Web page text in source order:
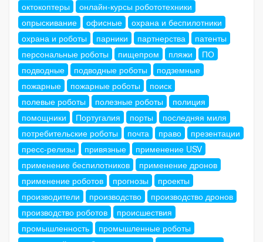
октокоптеры
онлайн-курсы робототехники
опрыскивание
офисные
охрана и беспилотники
охрана и роботы
парники партнерства
патенты
персональные роботы
пищепром пляжи
ПО
подводные
подводные роботы
подземные
пожарные
пожарные роботы
поиск
полевые роботы
полезные роботы
полиция
помощники
Португалия порты
последняя миля
потребительские роботы
почта право
презентации
пресс-релизы
привязные
применение USV
применение беспилотников
применение дронов
применение роботов
прогнозы
проекты
производители
производство
производство дронов
производство роботов
происшествия
промышленность
промышленные роботы